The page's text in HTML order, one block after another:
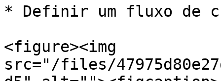
* Definir um fluxo de
<figure><img
src="/files/